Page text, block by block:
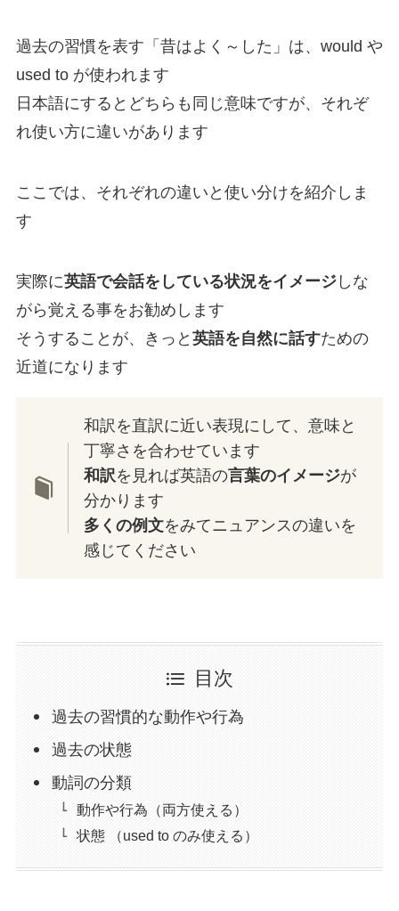
過去の習慣を表す「昔はよく～した」は、would や
used to が使われます
日本語にするとどちらも同じ意味ですが、それぞ
れ使い方に違いがあります
ここでは、それぞれの違いと使い分けを紹介しま
す
実際に英語で会話をしている状況をイメージしな
がら覚える事をお勧めします
そうすることが、きっと 英語を自然に話すための
近道になります
和訳を直訳に近い表現にして、意味と
丁寧さを合わせています
和訳を見れば英語の言葉のイメージが
分かります
多くの例文をみてニュアンスの違いを
感じてください
目次
過去の習慣的な動作や行為
過去の状態
動詞の分類
動作や行為（両方使える）
状態 （used to のみ使える）